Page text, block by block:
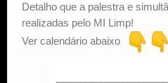
Detalho que a palestra e
realizadas pelo MI Limp!
Ver calendário abaixo